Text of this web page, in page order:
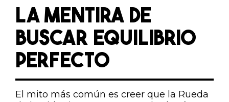
LA MENTIRA DE
BUSCAR EQUILIBRIO
PERFECTO
El mito más común es creer que la Rueda